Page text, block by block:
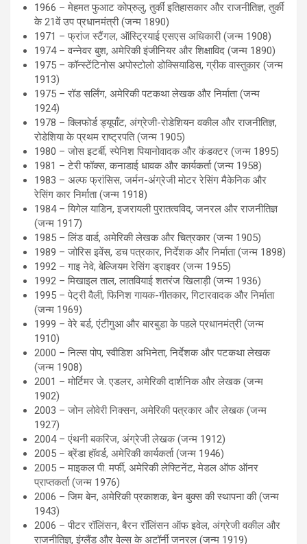
1966 – मेहमत फुआट कोप्रुलु, तुर्की इतिहासकार और राजनीतिज्ञ, तुर्की
के 21वें उप प्रधानमंत्री (जन्म 1890)
1971 – फ्रांज स्टैंगल, ऑस्ट्रियाई एसएस अधिकारी (जन्म 1908)
1974 – वन्नेवर बुश, अमेरिकी इंजीनियर और शिक्षाविद (जन्म 1890)
1975 – कॉन्स्टेंटिनोस अपोस्टोलो डोक्सियाडिस, ग्रीक वास्तुकार (जन्म
1913)
1975 – रॉड सर्लिंग, अमेरिकी पटकथा लेखक और निर्माता (जन्म
1924)
1978 – क्लिफोर्ड ड्यूपॉंट, अंग्रेजी-रोडेशियन वकील और राजनीतिज्ञ,
रोडेशिया के प्रथम राष्ट्रपति (जन्म 1905)
1980 – जोस इटर्बी, स्पेनिश पियानोवादक और कंडक्टर (जन्म 1895)
1981 – टेरी फॉक्स, कनाडाई धावक और कार्यकर्ता (जन्म 1958)
1983 – अल्फ फ्रांसिस, जर्मन-अंग्रेजी मोटर रेसिंग मैकेनिक और
रेसिंग कार निर्माता (जन्म 1918)
1984 – यिगेल याडिन, इजरायली पुरातत्वविद्, जनरल और राजनीतिज्ञ
(जन्म 1917)
1985 – लिंड वार्ड, अमेरिकी लेखक और चित्रकार (जन्म 1905)
1989 – जोरिस इवेंस, डच पत्रकार, निर्देशक और निर्माता (जन्म 1898)
1992 – गाइ नेवे, बेल्जियम रेसिंग ड्राइवर (जन्म 1955)
1992 – मिखाइल ताल, लातवियाई शतरंज खिलाड़ी (जन्म 1936)
1995 – पेट्री वैली, फिनिश गायक-गीतकार, गिटारवादक और निर्माता
(जन्म 1969)
1999 – वेरे बर्ड, एंटीगुआ और बारबुडा के पहले प्रधानमंत्री (जन्म
1910)
2000 – निल्स पोप, स्वीडिश अभिनेता, निर्देशक और पटकथा लेखक
(जन्म 1908)
2001 – मोर्टिमर जे. एडलर, अमेरिकी दार्शनिक और लेखक (जन्म
1902)
2003 – जोन लोवेरी निक्सन, अमेरिकी पत्रकार और लेखक (जन्म
1927)
2004 – एंथनी बकरिज, अंग्रेजी लेखक (जन्म 1912)
2005 – ब्रेंडा हॉवर्ड, अमेरिकी कार्यकर्ता (जन्म 1946)
2005 – माइकल पी. मर्फी, अमेरिकी लेफ्टिनेंट, मेडल ऑफ ऑनर
प्राप्तकर्ता (जन्म 1976)
2006 – जिम बेन, अमेरिकी प्रकाशक, बेन बुक्स की स्थापना की (जन्म
1943)
2006 – पीटर रॉलिंसन, बैरन रॉलिंसन ऑफ इवेल, अंग्रेजी वकील और
राजनीतिज्ञ, इंग्लैंड और वेल्स के अटॉर्नी जनरल (जन्म 1919)